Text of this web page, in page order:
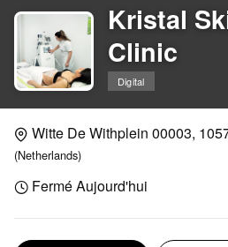
Kristal
Clinic
Digital
Witte De Withplein 00003,
(Netherlands)
Fermé Aujourd'hui